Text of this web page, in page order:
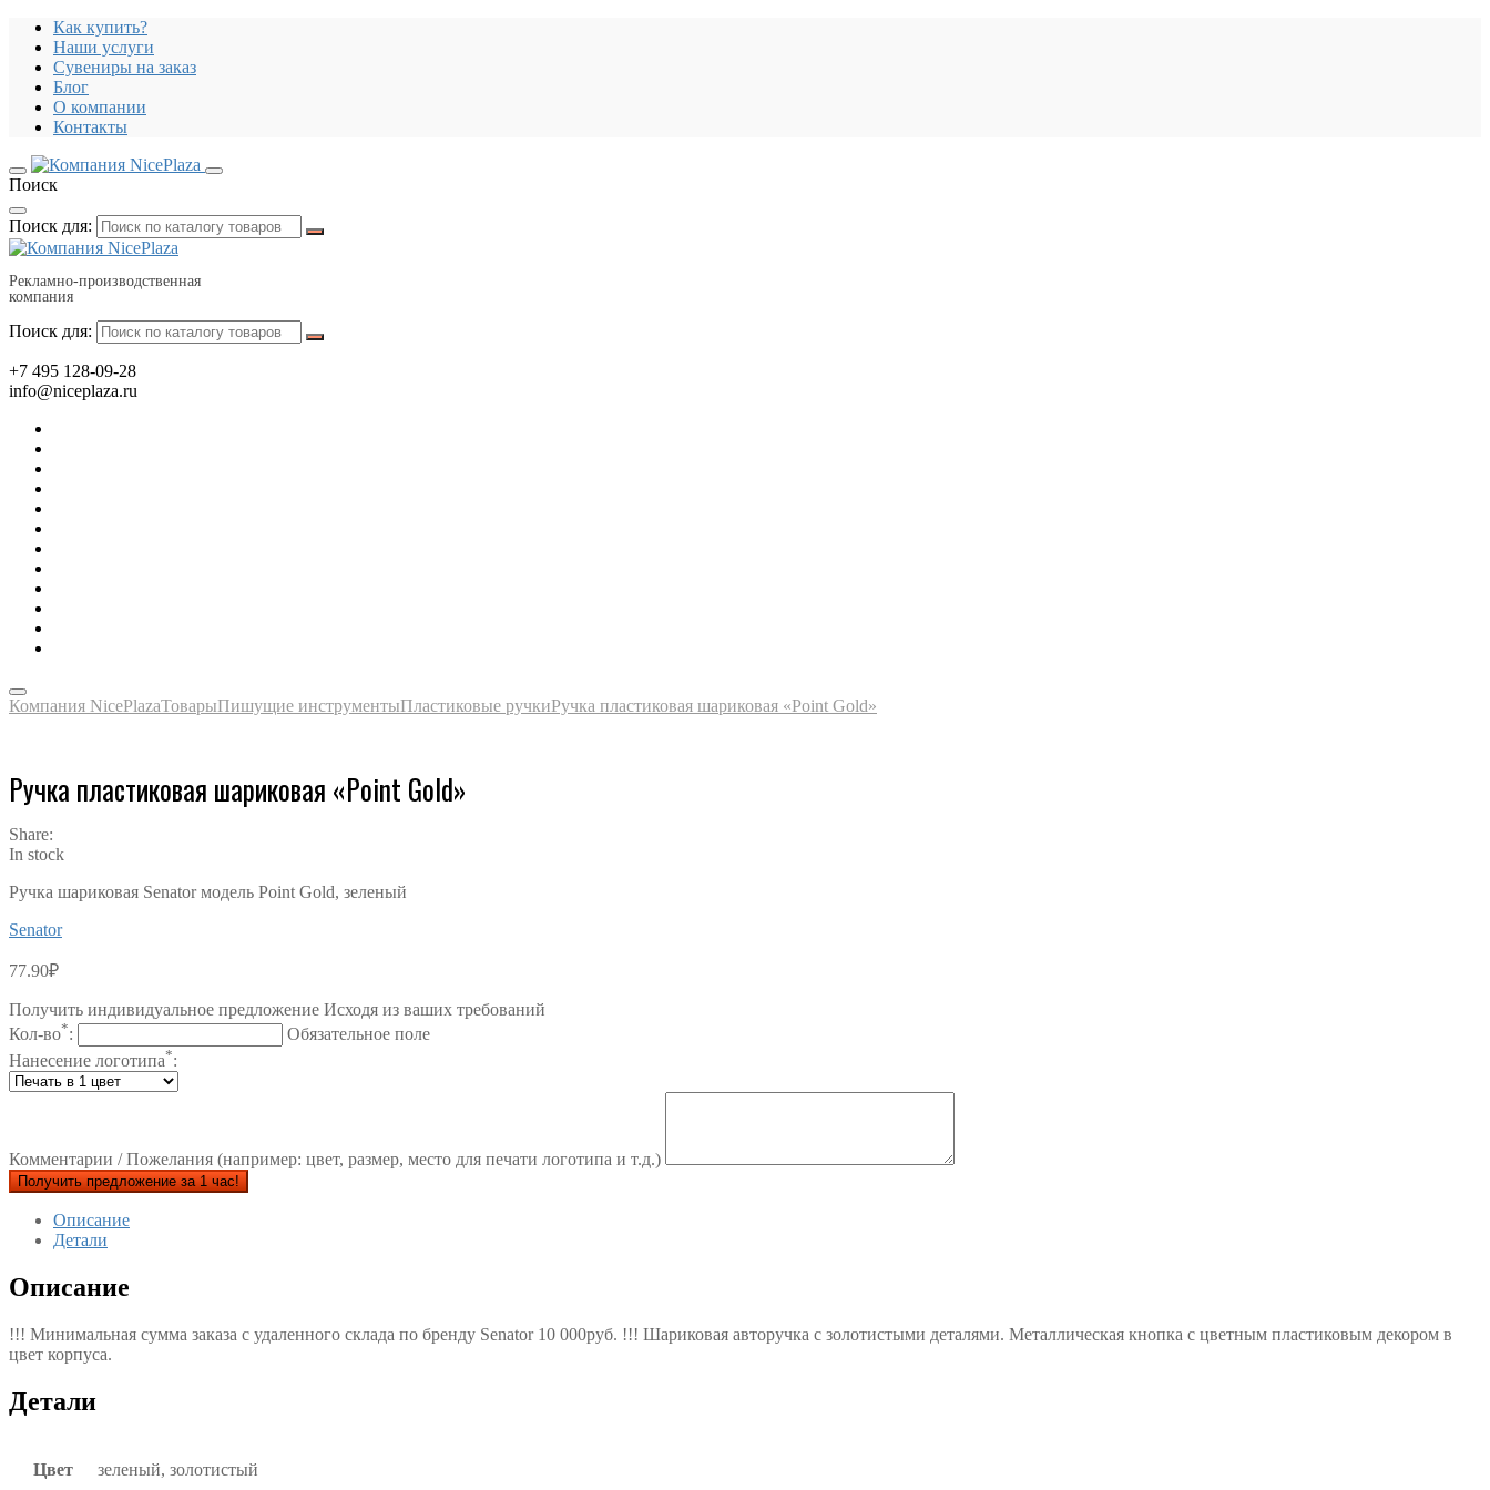
Как купить?
Наши услуги
Сувениры на заказ
Блог
О компании
Контакты
Поиск
Поиск для:
Рекламно-производственная
компания
Поиск для:
+7 495 128-09-28
info@niceplaza.ru
Компания NicePlazaТоварыПишущие инструментыПластиковые ручкиРучка пластиковая шариковая «Point Gold»
Ручка пластиковая шариковая «Point Gold»
Share:
In stock
Ручка шариковая Senator модель Point Gold, зеленый
Senator
77.90₽
Получить индивидуальное предложение Исходя из ваших требований
Кол-во*:
Обязательное поле
Нанесение логотипа*:
Комментарии / Пожелания (например: цвет, размер, место для печати логотипа и т.д.)
Получить предложение за 1 час!
Описание
Детали
Описание
!!! Минимальная сумма заказа с удаленного склада по бренду Senator 10 000руб. !!! Шариковая авторучка с золотистыми деталями. Металлическая кнопка с цветным пластиковым декором в
цвет корпуса.
Детали
Цвет зеленый, золотистый